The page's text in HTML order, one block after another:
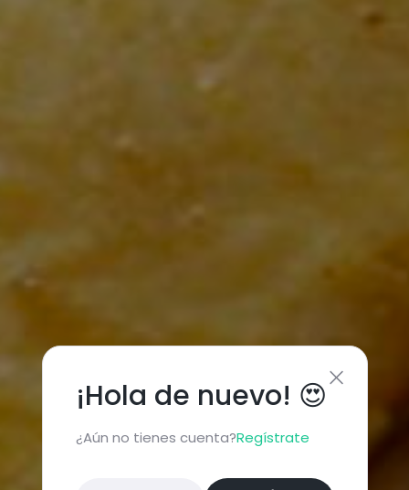
¡Hola de nuevo! 😍
¿Aún no tienes cuenta?Regístrate